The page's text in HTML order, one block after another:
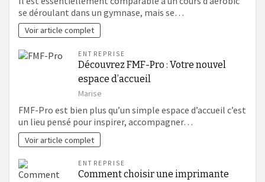
se déroulant dans un gymnase, mais se…
Voir article complet
ENTREPRISE
Découvrez FMF-Pro : Votre nouvel
espace d’accueil
Marise
FMF-Pro est bien plus qu’un simple espace d’accueil c’est
un lieu pensé pour inspirer, accompagner…
Voir article complet
ENTREPRISE
Comment choisir une imprimante